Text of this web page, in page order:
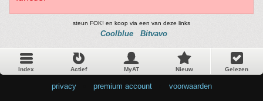
steun FOK! en koop via een van deze links
Coolblue Bitvavo
Index Actief MyAT Nieuw Gelezen
privacy premium account voorwaarden